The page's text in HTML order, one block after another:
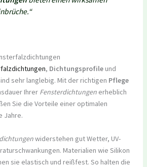
, Dichtungsprofileund
sehr langlebig. Mit der richtigen Pflege
Ihrer Fensterdichtungenerheblich
Sie die Vorteile einer optimalen
Jahre.
widerstehen gut Wetter, UV-
Materialien wie Silikon
sie elastisch und reißfest. So halten die